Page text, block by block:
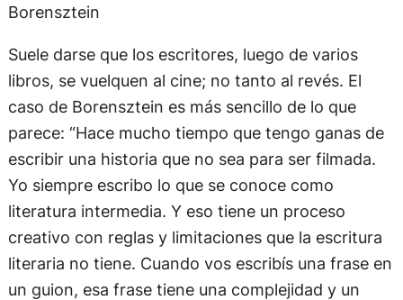
Borensztein
Suele darse que los escritores, luego de varios
libros, se vuelquen al cine; no tanto al revés. El
caso de Borensztein es más sencillo de lo que
parece: “Hace mucho tiempo que tengo ganas de
escribir una historia que no sea para ser filmada.
Yo siempre escribo lo que se conoce como
literatura intermedia. Y eso tiene un proceso
creativo con reglas y limitaciones que la escritura
literaria no tiene. Cuando vos escribís una frase en
un guion, esa frase tiene una complejidad y un